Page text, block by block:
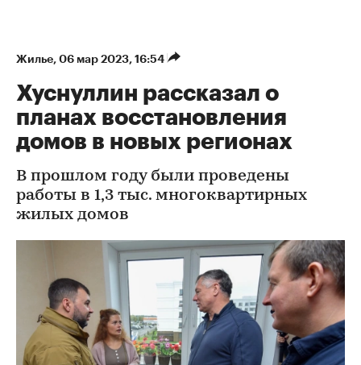
Жилье⁠, 06 мар 2023, 16:54
Хуснуллин рассказал о
планах восстановления
домов в новых регионах
В прошлом году были проведены
работы в 1,3 тыс. многоквартирных
жилых домов